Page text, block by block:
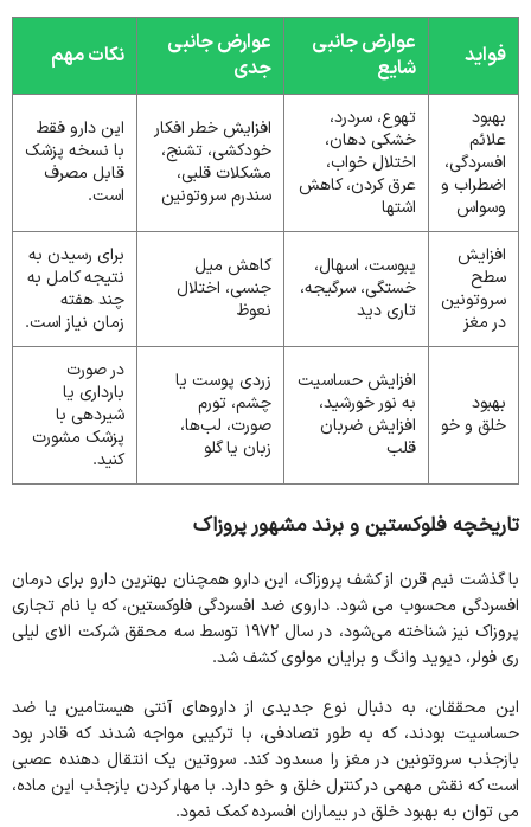
فواید
عوارض جانبی
شایع
عوارض جانبی
جدی
نکات مهم
بهبود
علائم
افسردگی،
اضطراب و
وسواس
تهوع، سردرد،
خشکی دهان،
اختلال خواب،
عرق کردن، کاهش
اشتها
افزایش خطر افکار
خودکشی، تشنج،
مشکلات قلبی،
سندرم سروتونین
این دارو فقط
با نسخه پزشک
قابل مصرف
است.
افزایش
سطح
سروتونین
در مغز
یبوست، اسهال،
خستگی، سرگیجه،
تاری دید
کاهش میل
جنسی، اختلال
نعوظ
برای رسیدن به
نتیجه کامل به
چند هفته
زمان نیاز است.
بهبود
خلق و خو
افزایش حساسیت
به نور خورشید،
افزایش ضربان
قلب
زردی پوست یا
چشم، تورم
صورت، لب‌ها،
زبان یا گلو
در صورت
بارداری یا
شیردهی با
پزشک مشورت
کنید.
تاریخچه فلوکستین و برند مشهور پروزاک
با گذشت نیم قرن از کشف پروزاک، این دارو همچنان بهترین دارو برای درمان
افسردگی محسوب می شود. داروی ضد افسردگی فلوکستین، که با نام تجاری
پروزاک نیز شناخته می‌شود، در سال ۱۹۷۲ توسط سه محقق شرکت الای لیلی
ری فولر، دیوید وانگ و برایان مولوی کشف شد.
این محققان، به دنبال نوع جدیدی از داروهای آنتی هیستامین یا ضد
حساسیت بودند، که به طور تصادفی، با ترکیبی مواجه شدند که قادر بود
بازجذب سروتونین در مغز را مسدود کند. سروتین یک انتقال دهنده عصبی
است که نقش مهمی در کنترل خلق و خو دارد. با مهار کردن بازجذب این ماده،
می توان به بهبود خلق در بیماران افسرده کمک نمود.